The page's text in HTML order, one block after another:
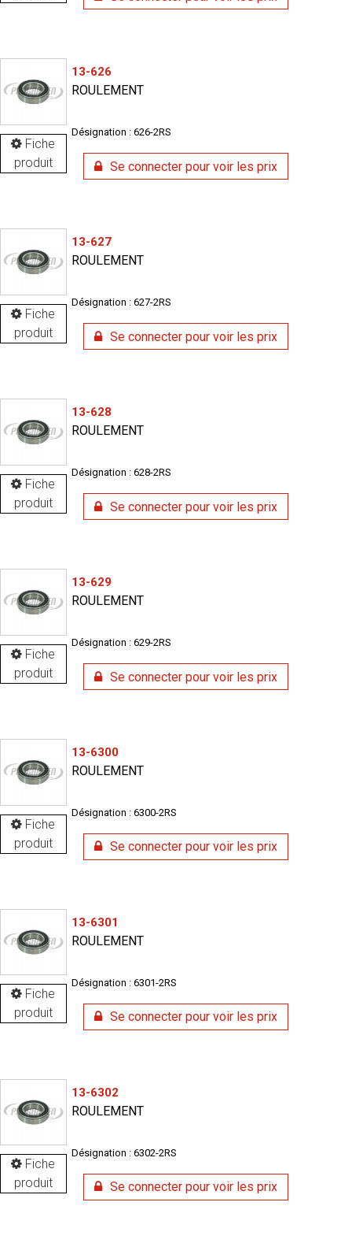
Fiche
produit
13-626
ROULEMENT
Désignation : 626-2RS
Se connecter pour voir les prix
Fiche
produit
13-627
ROULEMENT
Désignation : 627-2RS
Se connecter pour voir les prix
Fiche
produit
13-628
ROULEMENT
Désignation : 628-2RS
Se connecter pour voir les prix
Fiche
produit
13-629
ROULEMENT
Désignation : 629-2RS
Se connecter pour voir les prix
Fiche
produit
13-6300
ROULEMENT
Désignation : 6300-2RS
Se connecter pour voir les prix
Fiche
produit
13-6301
ROULEMENT
Désignation : 6301-2RS
Se connecter pour voir les prix
Fiche
produit
13-6302
ROULEMENT
Désignation : 6302-2RS
Se connecter pour voir les prix